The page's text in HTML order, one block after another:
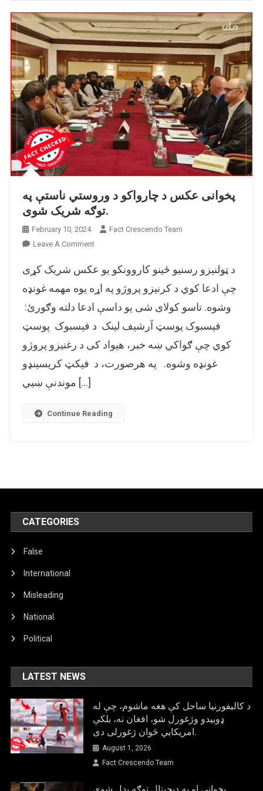
پخوانی عکس د چارواکو د وروستي ناستې په
توګه شریک شوی.
February 10, 2024
Fact Crescendo Team
Leave A CommentOn
عکس
چارواکو
د
وروستي
توګه
د ټولنیزو رسنیو ځینو کاروونکو یو عکس شریک کړی
چې ادعا کوي د کرنیزو پروژو په اړه یوه مهمه غونډه
وشوه. تاسو کولای شی يو داسې ادعا دلته وګورئ:
فېسبوک پوسټ آرشيف لینک د فیسبوک پوسټ
کوي چې ګواکي ښه خبر، هیواد کی د رغنیزو پروژو
غونډه وشوه. په هرصورت، د فیکټ کریسینډو
موندنې ښیي […]
Continue Reading
CATEGORIES
False
International
Misleading
National
Political
LATEST NEWS
د کالیفورنیا ساحل کې هغه ماشوم، چې له
ډوبیدو وژغورل شو، افغان نه، بلکې
امریکایي ځوان ژغورلی دی.
August 1, 2026
Fact Crescendo Team